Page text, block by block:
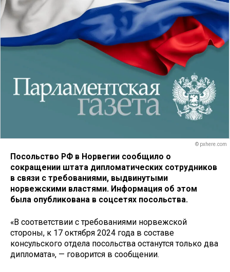
© pxhere.com
Посольство РФ в Норвегии сообщило о
сокращении штата дипломатических сотрудников
в связи с требованиями, выдвинутыми
норвежскими властями. Информация об этом
была опубликована в соцсетях посольства.
«В соответствии с требованиями норвежской
стороны, к 17 октября 2024 года в составе
консульского отдела посольства останутся только два
дипломата», — говорится в сообщении.